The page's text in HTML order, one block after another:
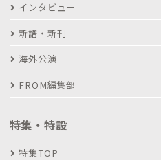
インタビュー
新譜・新刊
海外公演
FROM編集部
特集・特設
特集TOP